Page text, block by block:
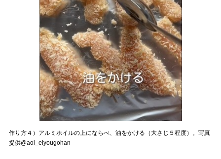
作り方４）アルミホイルの上にならべ、油をかける（大さじ５程度）。写真
提供@aoi_eiyougohan